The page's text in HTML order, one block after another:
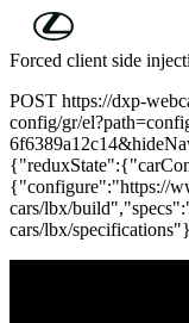
Συνέχεια στο κύριο
Forced client side
POST https://dxp-
config/gr/
{"configure":"https://
cars/lbx/
cars/lbx/